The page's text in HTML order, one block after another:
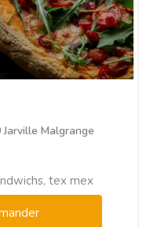
Malgrange
tex mex